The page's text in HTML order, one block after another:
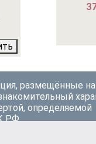
размещённые на
определяемой
РФ.